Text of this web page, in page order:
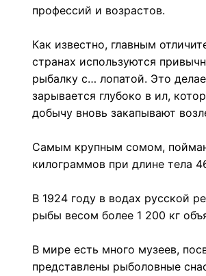
профессий и возрастов.
Как известно, главным
странах используются
рыбалку с… лопатой. Это
зарывается глубоко в ил,
добычу вновь закапывают
Самым крупным сомом,
килограммов при длине тела
В 1924 году в водах русской
рыбы весом более 1 200 кг
В мире есть много музеев,
представлены рыболовные